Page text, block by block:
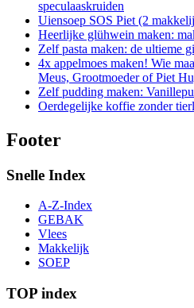
speculaaskruiden
Uiensoep SOS Piet (2
Heerlijke glühwein maken:
Zelf pasta maken: de ultieme
4x appelmoes maken! Wie
Meus, Grootmoeder of Piet
Zelf pudding maken:
Oerdegelijke koffie zonder
Footer
Snelle Index
A-Z-Index
GEBAK
Vlees
Makkelijk
SOEP
TOP index